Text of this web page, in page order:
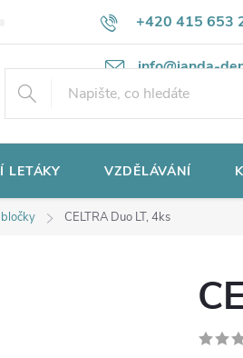
+420 415 653
info@janda-
Potřebujete poradit? Ochrana
LETÁKY VZDĚLÁVÁNÍ
CELTRA Duo LT, 4ks